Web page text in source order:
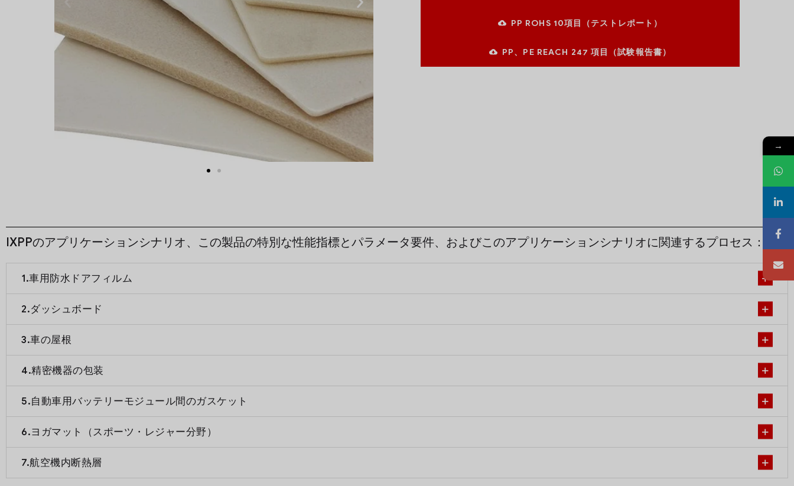
PP ROHS 10項目（テストレポート）
PP、PE REACH 247 項目（試験報告書）
IXPPのアプリケーションシナリオ、この製品の特別な性能指標とパラメータ要件、およびこのアプリケーションシナリオに関連するプロセス：
1.車用防水ドアフィルム
2.ダッシュボード
3.車の屋根
4.精密機器の包装
5.自動車用バッテリーモジュール間のガスケット
6.ヨガマット（スポーツ・レジャー分野）
7.航空機内断熱層
→